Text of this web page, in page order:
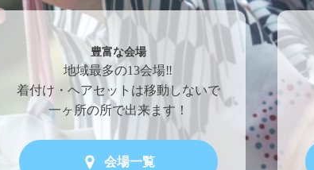
豊富な会場
地域最多の13会場‼
着付け・ヘアセットは移動しないで
一ヶ所の所で出来ます！
会場一覧